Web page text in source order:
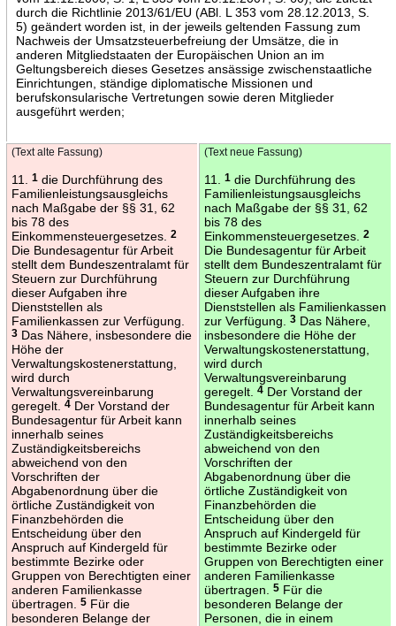
durch die Richtlinie 2013/61/EU (ABl. L 353 vom 28.12.2013, S.
5) geändert worden ist, in der jeweils geltenden Fassung zum
Nachweis der Umsatzsteuerbefreiung der Umsätze, die in
anderen Mitgliedstaaten der Europäischen Union an im
Geltungsbereich dieses Gesetzes ansässige zwischenstaatliche
Einrichtungen, ständige diplomatische Missionen und
berufskonsularische Vertretungen sowie deren Mitglieder
ausgeführt werden;
(Text alte Fassung)
11. 1die Durchführung des
Familienleistungsausgleichs
nach Maßgabe der §§ 31, 62
bis 78 des
Einkommensteuergesetzes.
2
Die Bundesagentur für Arbeit
stellt dem Bundeszentralamt für
Steuern zur Durchführung
dieser Aufgaben ihre
Dienststellen als
Familienkassen zur Verfügung.
3Das Nähere, insbesondere die
Höhe der
Verwaltungskostenerstattung,
wird durch
Verwaltungsvereinbarung
geregelt.
4Der Vorstand der
Bundesagentur für Arbeit kann
innerhalb seines
Zuständigkeitsbereichs
abweichend von den
Vorschriften der
Abgabenordnung über die
örtliche Zuständigkeit von
Finanzbehörden die
Entscheidung über den
Anspruch auf Kindergeld für
bestimmte Bezirke oder
Gruppen von Berechtigten einer
anderen Familienkasse
übertragen.
5Für die
besonderen Belange der
(Text neue Fassung)
11. 1die Durchführung des
Familienleistungsausgleichs
nach Maßgabe der §§ 31, 62
bis 78 des
Einkommensteuergesetzes.
2
Die Bundesagentur für Arbeit
stellt dem Bundeszentralamt für
Steuern zur Durchführung
dieser Aufgaben ihre
Dienststellen als Familienkassen
zur Verfügung.
3Das Nähere,
insbesondere die Höhe der
Verwaltungskostenerstattung,
wird durch
Verwaltungsvereinbarung
geregelt.
4Der Vorstand der
Bundesagentur für Arbeit kann
innerhalb seines
Zuständigkeitsbereichs
abweichend von den
Vorschriften der
Abgabenordnung über die
örtliche Zuständigkeit von
Finanzbehörden die
Entscheidung über den
Anspruch auf Kindergeld für
bestimmte Bezirke oder
Gruppen von Berechtigten einer
anderen Familienkasse
übertragen.
5Für die
besonderen Belange der
Personen, die in einem